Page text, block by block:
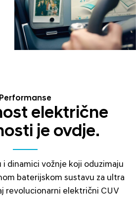
Performanse
električne
je ovdje.
i dinamici vožnje koji oduzimaju
baterijskom sustavu za ultra
revolucionarni električni CUV